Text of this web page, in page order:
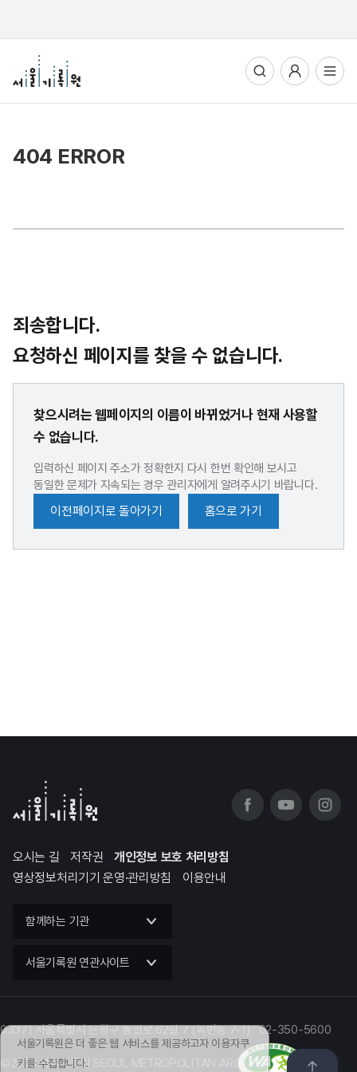
서울기록원은 더 좋은 웹 서비스를 제공하고자 이용자쿠
키를 수집합니다.
전체메뉴열기
404 ERROR
죄송합니다.
요청하신 페이지를 찾을 수 없습니다.
찾으시려는 웹페이지의 이름이 바뀌었거나 현재 사용할
수 없습니다.
입력하신 페이지 주소가 정확한지 다시 한번 확인해 보시고
동일한 문제가 지속되는 경우 관리자에게 알려주시기 바랍니다.
이전페이지로 돌아가기 홈으로 가기
오시는 길 저작권
개인정보 보호 처리방침
영상정보처리기기 운영·관리방침
이용안내
함께하는 기관
서울기록원 연관사이트
03371 서울특별시 은평구 통일로 62길 7 (녹번동 7-1) 02-350-5600
©2023 서울기록원 SEOUL METROPOLITAN ARCHIVES